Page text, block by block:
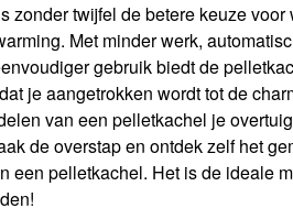
zonder twijfel de betere keuze
Met minder werk,
gebruik biedt de
je aangetrokken wordt tot de
van een pelletkachel je
de overstap en ontdek zelf het
een pelletkachel. Het is de ideale